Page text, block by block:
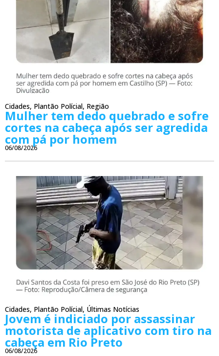
Cidades, Plantão Polícial, Região
Mulher tem dedo quebrado e sofre
cortes na cabeça após ser agredida
com pá por homem
06/08/2026
Cidades, Plantão Polícial, Últimas Notícias
Jovem é indiciado por assassinar
motorista de aplicativo com tiro na
cabeça em Rio Preto
06/08/2026